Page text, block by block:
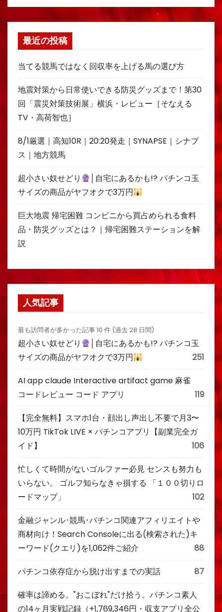
最近の投稿
当てる競馬ではなく回収率を上げる馬の選び方
地震対策から日常使いできる防災グッズまで！第30
回「震災対策技術展」横浜・レビュー［そなえる
TV・高荷智也］
8/1厳選｜高知10R｜20:20発走｜SYNAPSE｜シナプ
ス｜地方競馬
超小さい奴せどり
│自宅にあるかも!? パチンコ玉
サイズの商品がヤフオクで3万円
巨大地震 帰宅困難 コンビニから買占められる食料
品・防災グッズとは？｜帰宅困難ステーションを解
説
人気記事
最も訪問者が多かった記事 10 件 (過去 28 日間)
超小さい奴せどり
│自宅にあるかも!? パチンコ玉
サイズの商品がヤフオクで3万円
251
AI app claude Interactive artifact game 麻雀
コードレビュー コード アプリ
119
【完全無料】スマホ1台・顔出し声出し不要で月3〜
10万円 TikTok LIVE × パチンコアプリ【副業完全ガ
イド】
106
忙しくて時間がないゴルファー必見 センスも努力も
いらない。 ゴルフ知らなきゃ損する 「１００切りロ
ードマップ」
102
金融ジャンル･競馬･パチンコ関連アフィリエイトや
商材向け！Search Consoleに出る(検索された)キ
ーワード(クエリ)を1,062件ご紹介
88
パチンコ依存症から脱け出すまでの実話 87
確率は諦める。"おこぼれ"だけ拾う。パチンコ素人
の14ヶ月実戦記録（+1,769,346円・収支アプリ全公